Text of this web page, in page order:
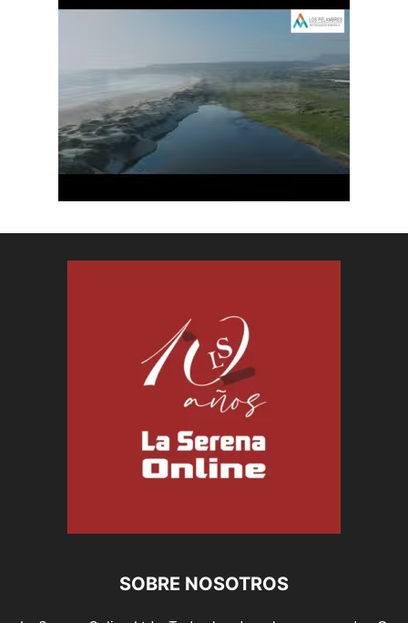
SOBRE NOSOTROS